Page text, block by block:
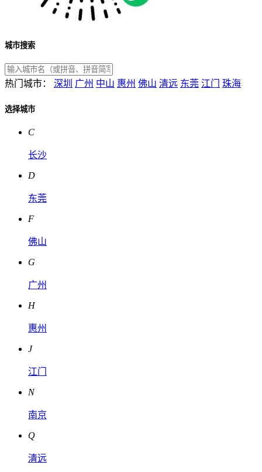
城市搜索
热门城市： 深圳 广州 中山 惠州 佛山 清远 东莞 江门 珠海
选择城市
C
长沙
D
东莞
F
佛山
G
广州
H
惠州
J
江门
N
南京
Q
清远